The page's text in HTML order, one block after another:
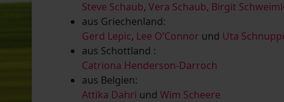
Steve Schaub, Vera Schaub, Birgit
aus Griechenland:
Gerd Lepic, Lee O’Connor und Uta
aus Schottland :
Catriona Henderson-Darroch
aus Belgien:
Attika Dahri und Wim Scheere